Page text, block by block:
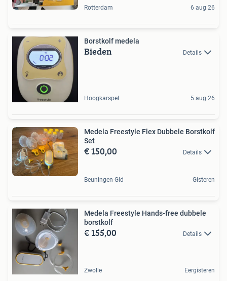
Rotterdam 6 aug 26
Borstkolf medela
Bieden Details
Hoogkarspel 5 aug 26
Medela Freestyle Flex Dubbele Borstkolf
Set
€ 150,00 Details
Beuningen Gld Gisteren
Medela Freestyle Hands-free dubbele
borstkolf
€ 155,00 Details
Zwolle Eergisteren